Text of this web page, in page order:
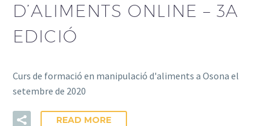
D’ALIMENTS ONLINE – 3A
EDICIÓ
Curs de formació en manipulació d'aliments a Osona el
setembre de 2020
READ MORE